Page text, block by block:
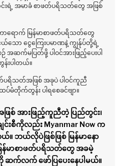
ာင်းရဲ့ အမာခံ စာဖတ်ပရိသတ်တွေ အဖြစ်
ာရောက် မြန်မာစာဖတ်ပရိသတ်တွေ
ော ငွေကြေးပမာဏနဲ့ ကျွန်ုပ်တို့ရဲ့
ဆက်မပြတ်ဖို့ ပါဝင်အားဖြည့်ပေးပါ
းပါတယ်။
ဖတ်ပရိသတ်အဖြစ် အခုပဲ ပါဝင်ကူညီ
မံတိုက်တွန်း ပါရစေခင်ဗျာ။
စ် အားဖြည့်ကူညီတဲ့ ပြည်တွင်း၊
င်းစီကိုလည်း Myanmar Now က
ဘယ်လိုပဲဖြစ်ဖြစ် မြန်မာနော
ြန်မာစာဖတ်ပရိသတ်တွေ အခမဲ့
က်လက် ဖော်ပြပေးနေပါမယ်။